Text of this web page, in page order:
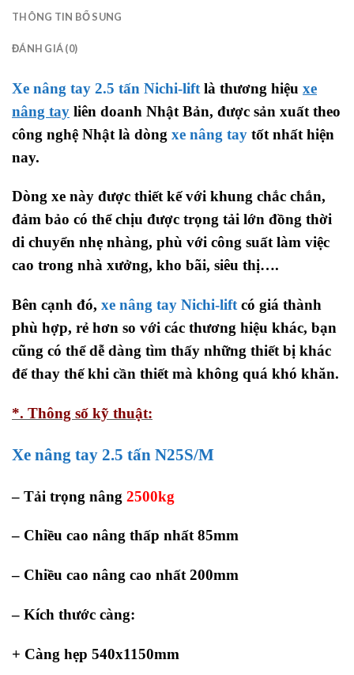
THÔNG TIN BỔ SUNG
ĐÁNH GIÁ (0)
Xe nâng tay 2.5 tấn Nichi-lift là thương hiệu xe
nâng tay liên doanh Nhật Bản, được sản xuất theo
công nghệ Nhật là dòng xe nâng tay tốt nhất hiện
nay.
Dòng xe này được thiết kế với khung chắc chắn,
đảm bảo có thể chịu được trọng tải lớn đồng thời
di chuyển nhẹ nhàng, phù với công suất làm việc
cao trong nhà xưởng, kho bãi, siêu thị….
Bên cạnh đó, xe nâng tay Nichi-liftcó giá thành
phù hợp, rẻ hơn so với các thương hiệu khác, bạn
cũng có thể dễ dàng tìm thấy những thiết bị khác
để thay thế khi cần thiết mà không quá khó khăn.
*. Thông số kỹ thuật:
Xe nâng tay 2.5 tấn N25S/M
– Tải trọng nâng 2500kg
– Chiều cao nâng thấp nhất 85mm
– Chiều cao nâng cao nhất 200mm
– Kích thước càng:
+ Càng hẹp 540x1150mm